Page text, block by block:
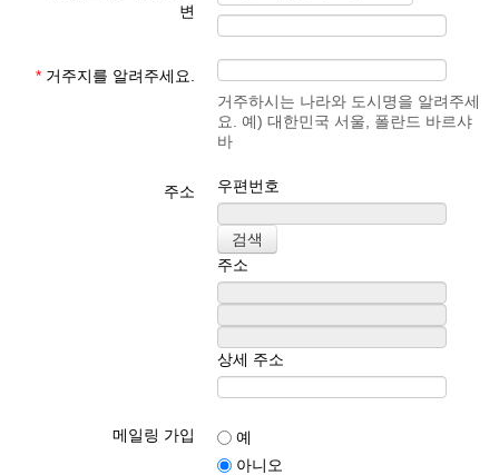
변
* 거주지를 알려주세요.
거주하시는 나라와 도시명을 알려주세
요. 예) 대한민국 서울, 폴란드 바르샤
바
주소 우편번호
주소
상세 주소
메일링 가입
예
아니오